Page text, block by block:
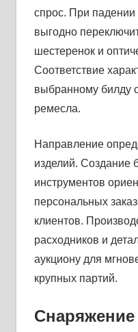
спрос. При падении
выгодно
шестеренок и
Соответствие
выбранному билду
ремесла.
Направление
изделий. Создание
инструментов
персональных
клиентов.
расходников и
аукциону для
крупных партий.